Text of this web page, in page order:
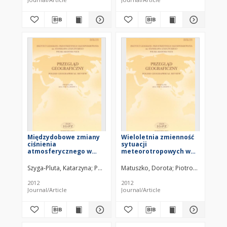
Solina, 1981-1998
Mountains
Międzydobowe zmiany
ciśnienia
atmosferycznego w
cyrkulacji GWL
(Grosswetterlagen) =
Interdiurnal air
pressure changes in
Poznań as set against
(Grosswetterlagen)
circulation types
Szyga-Pluta, Katarzyna Półrolniczak, Marek
2012
Journal/Article
Wieloletnia zmienność
sytuacji
meteorotropowych w
variability of
meteotropic situations
in Kraków
Matuszko, Dorota Piotrowicz,
2012
Journal/Article